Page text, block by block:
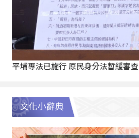
平埔專法已施行 原民身分法暫緩審查
文化小辭典